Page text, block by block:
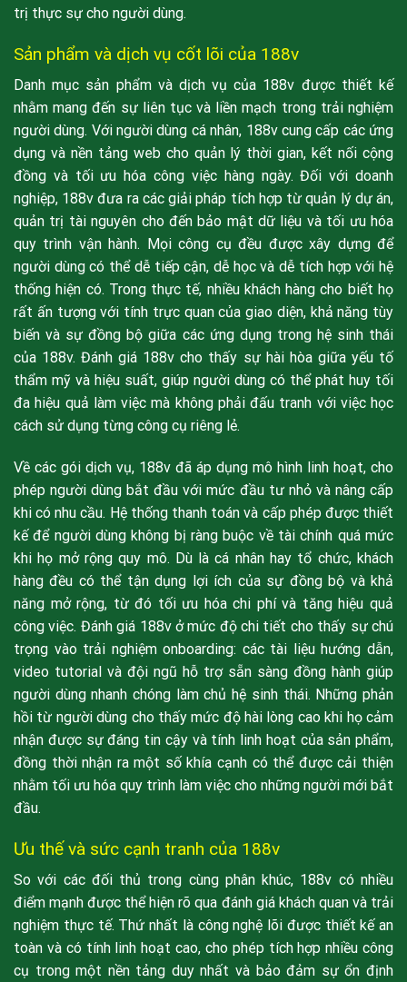
trị thực sự cho người dùng.
Sản phẩm và dịch vụ cốt lõi của 188v
Danh mục sản phẩm và dịch vụ của 188v được thiết kế
nhằm mang đến sự liên tục và liền mạch trong trải nghiệm
người dùng. Với người dùng cá nhân, 188v cung cấp các ứng
dụng và nền tảng web cho quản lý thời gian, kết nối cộng
đồng và tối ưu hóa công việc hàng ngày. Đối với doanh
nghiệp, 188v đưa ra các giải pháp tích hợp từ quản lý dự án,
quản trị tài nguyên cho đến bảo mật dữ liệu và tối ưu hóa
quy trình vận hành. Mọi công cụ đều được xây dựng để
người dùng có thể dễ tiếp cận, dễ học và dễ tích hợp với hệ
thống hiện có. Trong thực tế, nhiều khách hàng cho biết họ
rất ấn tượng với tính trực quan của giao diện, khả năng tùy
biến và sự đồng bộ giữa các ứng dụng trong hệ sinh thái
của 188v. Đánh giá 188v cho thấy sự hài hòa giữa yếu tố
thẩm mỹ và hiệu suất, giúp người dùng có thể phát huy tối
đa hiệu quả làm việc mà không phải đấu tranh với việc học
cách sử dụng từng công cụ riêng lẻ.
Về các gói dịch vụ, 188v đã áp dụng mô hình linh hoạt, cho
phép người dùng bắt đầu với mức đầu tư nhỏ và nâng cấp
khi có nhu cầu. Hệ thống thanh toán và cấp phép được thiết
kế để người dùng không bị ràng buộc về tài chính quá mức
khi họ mở rộng quy mô. Dù là cá nhân hay tổ chức, khách
hàng đều có thể tận dụng lợi ích của sự đồng bộ và khả
năng mở rộng, từ đó tối ưu hóa chi phí và tăng hiệu quả
công việc. Đánh giá 188v ở mức độ chi tiết cho thấy sự chú
trọng vào trải nghiệm onboarding: các tài liệu hướng dẫn,
video tutorial và đội ngũ hỗ trợ sẵn sàng đồng hành giúp
người dùng nhanh chóng làm chủ hệ sinh thái. Những phản
hồi từ người dùng cho thấy mức độ hài lòng cao khi họ cảm
nhận được sự đáng tin cậy và tính linh hoạt của sản phẩm,
đồng thời nhận ra một số khía cạnh có thể được cải thiện
nhằm tối ưu hóa quy trình làm việc cho những người mới bắt
đầu.
Ưu thế và sức cạnh tranh của 188v
So với các đối thủ trong cùng phân khúc, 188v có nhiều
điểm mạnh được thể hiện rõ qua đánh giá khách quan và trải
nghiệm thực tế. Thứ nhất là công nghệ lõi được thiết kế an
toàn và có tính linh hoạt cao, cho phép tích hợp nhiều công
cụ trong một nền tảng duy nhất và bảo đảm sự ổn định